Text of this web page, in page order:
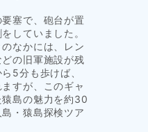
塞で、砲台が置
していました。
なかには、レン
の旧軍施設が残
5分も歩けば、
すが、このギャ
島の魅力を約30
・猿島探検ツア